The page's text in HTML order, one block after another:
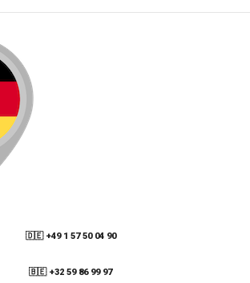
🇩🇪 +49 1 57 50 04 90
🇧🇪 +32 59 86 99 97